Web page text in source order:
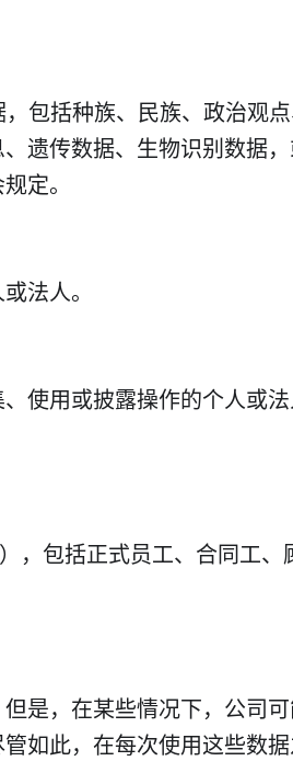
包括种族、民族、政治观
遗传数据、生物识别数据
定。
法人。
使用或披露操作的个人或法
，包括正式员工、合同工、
是，在某些情况下，公司
如此，在每次使用这些数